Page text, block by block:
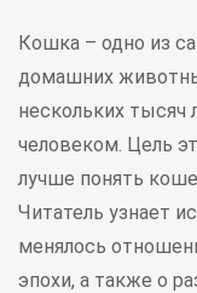
Кошка – одно из
домашних
нескольких тысяч
человеком. Цель
лучше понять
Читатель узнает
менялось
эпохи, а также о